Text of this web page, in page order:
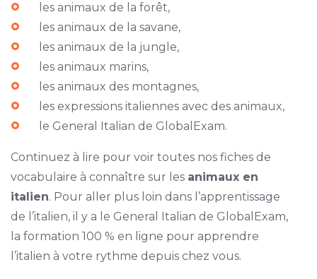
les animaux de la forêt,
les animaux de la savane,
les animaux de la jungle,
les animaux marins,
les animaux des montagnes,
les expressions italiennes avec des animaux,
le General Italian de GlobalExam.
Continuez à lire pour voir toutes nos fiches de
vocabulaire à connaître sur les animaux en
italien. Pour aller plus loin dans l’apprentissage
de l’italien, il y a le General Italian de GlobalExam,
la formation 100 % en ligne pour apprendre
l’italien à votre rythme depuis chez vous.